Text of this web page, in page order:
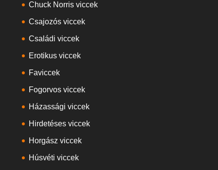
Chuck Norris viccek
Csajozós viccek
Családi viccek
Erotikus viccek
Faviccek
Fogorvos viccek
Házassági viccek
Hirdetéses viccek
Horgász viccek
Húsvéti viccek